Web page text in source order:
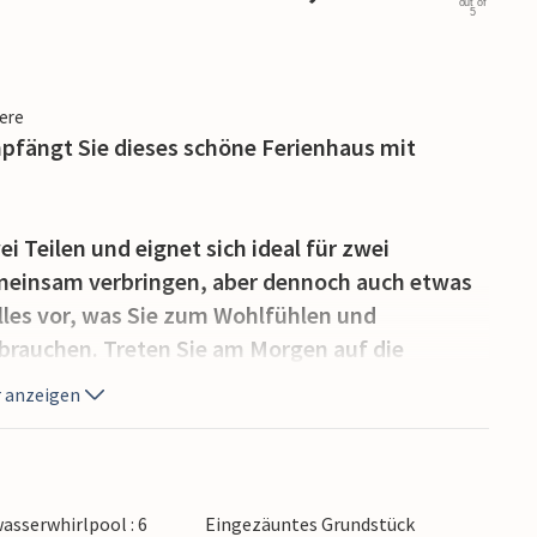
out of
5
Sie dieses schöne Ferienhaus mit
Teilen und eignet sich ideal für zwei
verbringen, aber dennoch auch etwas
vor, was Sie zum Wohlfühlen und
Treten Sie am Morgen auf die
Mahlzeiten im Freien. Hier steht
entspannen. Gehen Sie anschließend
anzeigen
: 6 Eingezäuntes Grundstück